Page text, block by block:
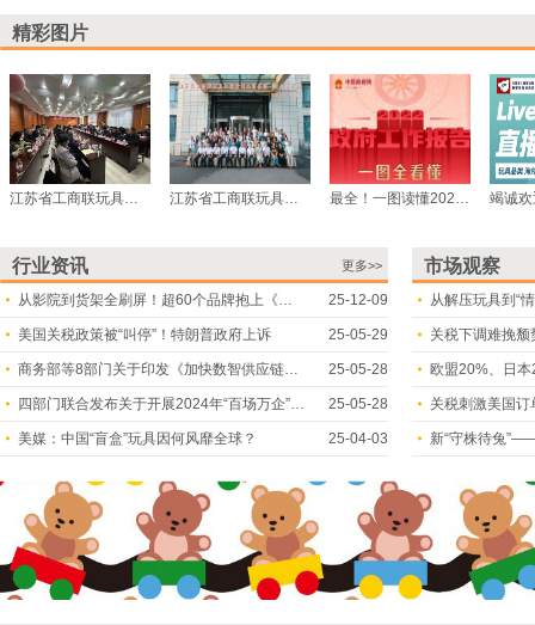
精彩图片
江苏省工商联玩具和婴童用品商会一届二次会议暨2023年会召开 江苏省工商联玩具和婴童用品商会第一次会员大会照片集锦 最全！一图读懂2022年《政府工作报告》
更多>>
行业资讯
25-12-09
从影院到货架全刷屏！超60个品牌抱上《疯狂动物城2》IP大腿
25-05-29
美国关税政策被“叫停”！特朗普政府上诉
25-05-28
商务部等8部门关于印发《加快数智供应链发展专项行动计划》的通知
25-05-28
四部门联合发布关于开展2024年“百场万企”大中小企业融通对接活动的通知
25-04-03
美媒：中国“盲盒”玩具因何风靡全球？
市场观察
从解压玩具到“
关税下调难挽
关税刺激美国
新“守株待兔